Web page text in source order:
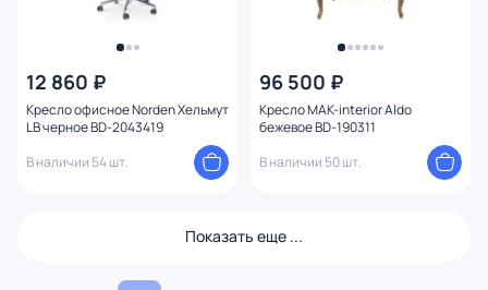
12 860 ₽
Кресло офисное Norden Хельмут
LB черное BD-2043419
В наличии 54 шт.
96 500 ₽
Кресло MAK-interior Aldo
бежевое BD-190311
В наличии 50 шт.
Показать еще ...